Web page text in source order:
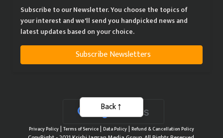
Subscribe to our Newsletter. You choose the topics of
your interest and we'll send you handpicked news and
latest updates based on your choice.
Subscribe Newsletters
Privacy Policy| Terms of Service| Data Policy| Refund & Cancellation Policy
Back